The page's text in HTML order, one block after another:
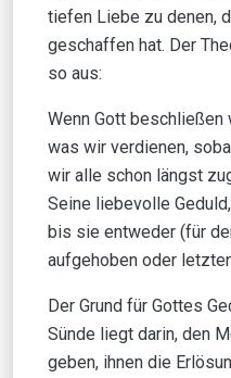
tiefen Liebe zu denen,
geschaffen hat. Der
so aus:
Wenn Gott beschließen
was wir verdienen,
wir alle schon längst
Seine liebevolle
bis sie entweder (für
aufgehoben oder
Der Grund für Gottes
Sünde liegt darin, den
geben, ihnen die